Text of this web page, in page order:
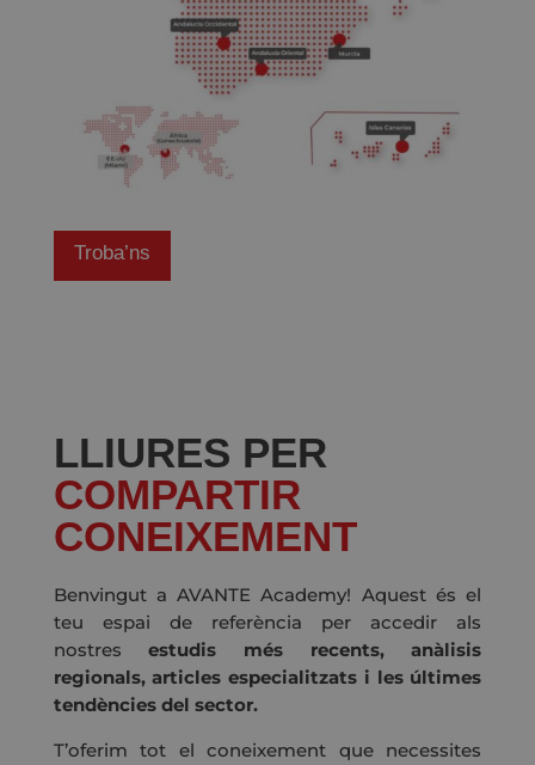
Troba’ns
LLIURES PER
COMPARTIR
CONEIXEMENT
Benvingut a AVANTE Academy! Aquest és el
teu espai de referència per accedir als
nostresestudis més recents, anàlisis
regionals, articles especialitzats i les últimes
tendències del sector.
T’oferim tot el coneixement que necessites